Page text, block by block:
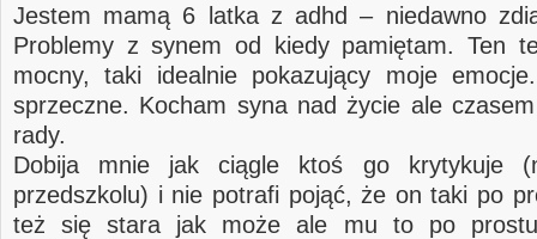
Jestem mamą 6 latka z adhd – niedawno
Problemy z synem od kiedy pamiętam. Ten
mocny, taki idealnie pokazujący moje
sprzeczne. Kocham syna nad życie ale
rady.
Dobija mnie jak ciągle ktoś go krytykuje
przedszkolu) i nie potrafi pojąć, że on taki po
też się stara jak może ale mu to po